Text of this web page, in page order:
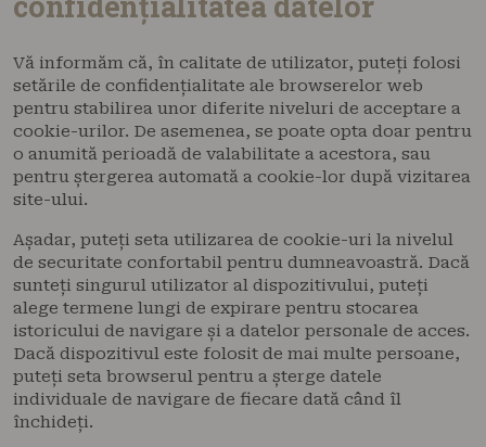
Vă informăm că, în calitate de utilizator, puteți folosi
setările de confidențialitate ale browserelor web
pentru stabilirea unor diferite niveluri de acceptare a
cookie-urilor. De asemenea, se poate opta doar pentru
o anumită perioadă de valabilitate a acestora, sau
pentru ștergerea automată a cookie-lor după vizitarea
site-ului.
Așadar, puteți seta utilizarea de cookie-uri la nivelul
de securitate confortabil pentru dumneavoastră. Dacă
sunteți singurul utilizator al dispozitivului, puteți
alege termene lungi de expirare pentru stocarea
istoricului de navigare și a datelor personale de acces.
Dacă dispozitivul este folosit de mai multe persoane,
puteți seta browserul pentru a șterge datele
individuale de navigare de fiecare dată când îl
închideți.